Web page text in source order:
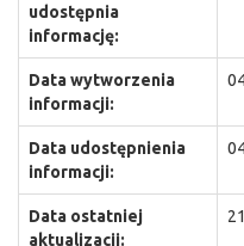
udostępnia
informację:
Data wytworzenia
informacji:
Data udostępnienia
informacji:
Data ostatniej
aktualizacji: